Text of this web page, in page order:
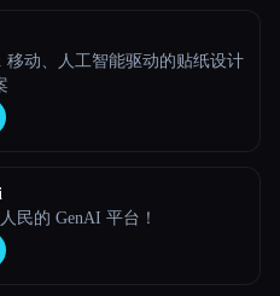
移动、人工智能驱动的贴纸设计
民的 GenAI 平台！